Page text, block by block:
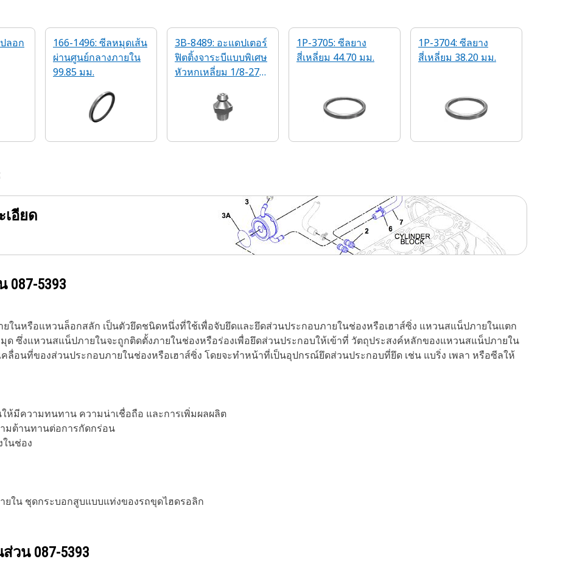
ลอก
166-1496: ซีลหมุดเส้น
ผ่านศูนย์กลางภายใน
99.85 มม.
3B-8489: อะแดปเตอร์
ฟิตติ้งจาระบีแบบพิเศษ
หัวหกเหลี่ยม 1/8-27
1P-3705: ซีลยาง
สี่เหลี่ยม 44.70 มม.
1P-3704: ซีลยาง
สี่เหลี่ยม 38.20 มม.
อียด
087-5393
นหรือแหวนล็อกสลัก เป็นตัวยึดชนิดหนึ่งที่ใช้เพื่อจับยึดและยึดส่วนประกอบภายในช่องหรือเฮาส์ซิ่ง แหวนสแน็ปภายในแตก
ซึ่งแหวนสแน็ปภายในจะถูกติดตั้งภายในช่องหรือร่องเพื่อยึดส่วนประกอบให้เข้าที่ วัตถุประสงค์หลักของแหวนสแน็ปภายใน
ลื่อนที่ของส่วนประกอบภายในช่องหรือเฮาส์ซิ่ง โดยจะทำหน้าที่เป็นอุปกรณ์ยึดส่วนประกอบที่ยึด เช่น แบริ่ง เพลา หรือซีลให้
ห้มีความทนทาน ความน่าเชื่อถือ และการเพิ่มผลผลิต
มต้านทานต่อการกัดกร่อน
นช่อง
ใน ชุดกระบอกสูบแบบแท่งของรถขุดไฮดรอลิก
ส่วน 087-5393